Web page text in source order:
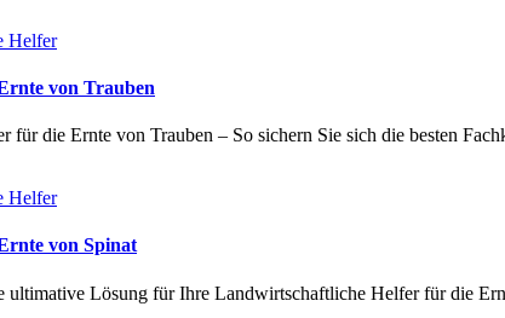
Helfer
von Trauben
für die Ernte von Trauben – So sichern Sie sich die besten
Helfer
von Spinat
ultimative Lösung für Ihre Landwirtschaftliche Helfer für die